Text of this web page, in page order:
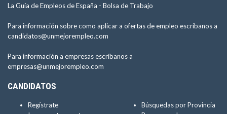
La Guía de Empleos de España - Bolsa de Trabajo
Para información sobre como aplicar a ofertas de empleo escríbanos a
candidatos@unmejorempleo.com
Para información a empresas escríbanos a
empresas@unmejorempleo.com
CANDIDATOS
Regístrate
Búsquedas por Provincia